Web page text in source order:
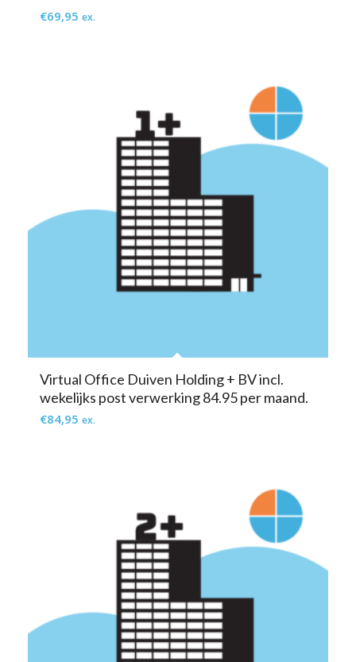
€69,95 ex.
Virtual Office Duiven Holding + BV incl.
wekelijks post verwerking 84.95 per maand.
€84,95 ex.